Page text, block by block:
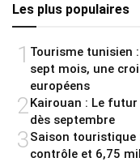
Les plus populaires
1 Tourisme tunisien
sept mois, une
européens
2Kairouan : Le
dès septembre
3Saison touristique
contrôle et 6,75